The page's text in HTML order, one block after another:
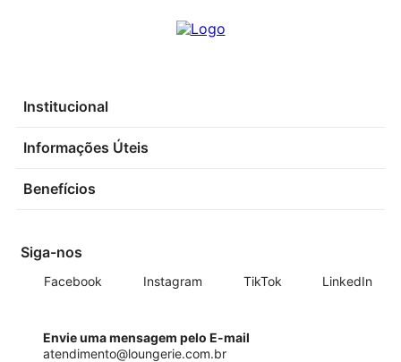
Institucional
Informações Úteis
Benefícios
Siga-nos
Facebook Instagram TikTok LinkedIn
Envie uma mensagem pelo E-mail
atendimento@loungerie.com.br